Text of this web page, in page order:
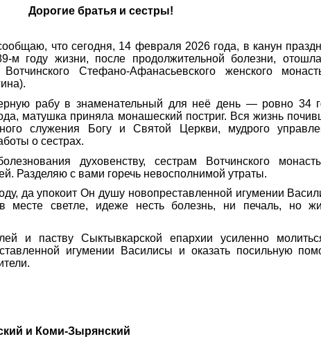
Дорогие братья и сестры!
что сегодня, 14 февраля 2026 года, в канун
м году жизни, после продолжительной болезни,
Вотчинского Стефано-Афанасьевского женского
рабу в знаменательный для неё день — ровно 34
матушка приняла монашеский постриг. Вся жизнь
служения Богу и Святой Церкви, мудрого
о сестрах.
духовенству, сестрам Вотчинского
Разделяю с вами горечь невосполнимой утраты.
да упокоит Он душу новопреставленной игумении
месте светле, идеже несть болезнь, ни печаль, но
и паству Сыктывкарской епархии усиленно
игумении Василисы и оказать посильную
и Коми-Зырянский